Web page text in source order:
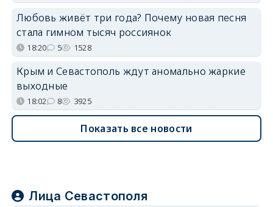
Любовь живёт три года? Почему новая песня
стала гимном тысяч россиянок
18:20 5 1528
Крым и Севастополь ждут аномально жаркие
выходные
18:02 8 3925
Показать все новости
Лица Севастополя